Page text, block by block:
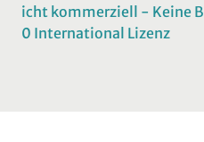
icht kommerziell - Keine
0 International Lizenz